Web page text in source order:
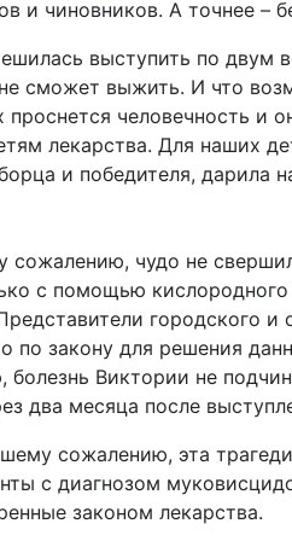
и чиновников. А точнее –
выступить по двум
сможет выжить. И что
проснется человечность и
лекарства. Для наших
и победителя, дарила
сожалению, чудо не
с помощью
городского и
по закону для решения
болезнь Виктории не
два месяца после
сожалению, эта
с диагнозом
законом лекарства.